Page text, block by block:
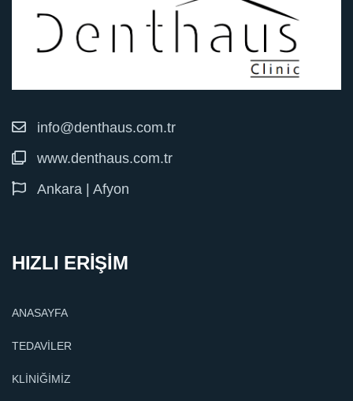
info@denthaus.com.tr
www.denthaus.com.tr
Ankara | Afyon
HIZLI ERİŞİM
ANASAYFA
TEDAVİLER
KLİNİĞİMİZ